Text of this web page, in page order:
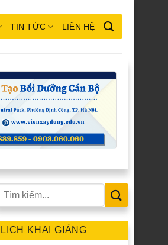
TIN TỨC LIÊN HỆ
LỊCH KHAI GIẢNG